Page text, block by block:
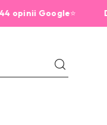
Google⭐